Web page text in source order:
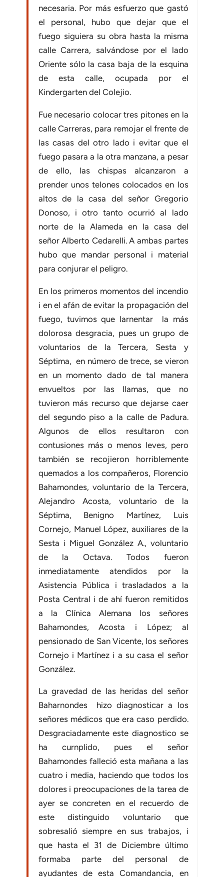
necesaria. Por más esfuerzo que gastó
el personal, hubo que dejar que el
fuego siguiera su obra hasta la misma
calle Carrera, salvándose por el lado
Oriente sólo la casa baja de la esquina
de esta calle, ocupada por el
Kindergarten del Colejio.
Fue necesario colocar tres pitones en la
calle Carreras, para remojar el frente de
las casas del otro lado i evitar que el
fuego pasara a la otra manzana, a pesar
de ello, las chispas alcanzaron a
prender unos telones colocados en los
altos de la casa del señor Gregorio
Donoso, i otro tanto ocurrió al lado
norte de la Alameda en la casa del
señor Alberto Cedarelli. A ambas partes
hubo que mandar personal i material
para conjurar el peligro.
En los primeros momentos del incendio
i en el afán de evitar la propagación del
fuego, tuvimos que larnentar la más
dolorosa desgracia, pues un grupo de
voluntarios de la Tercera, Sesta y
Séptima, en número de trece, se vieron
en un momento dado de tal manera
envueltos por las llamas, que no
tuvieron más recurso que dejarse caer
del segundo piso a la calle de Padura.
Algunos de ellos resultaron con
contusiones más o menos leves, pero
también se recojieron horriblemente
quemados a los compañeros, Florencio
Bahamondes, voluntario de la Tercera,
Alejandro Acosta, voluntario de la
Séptima, Benigno Martínez, Luis
Cornejo, Manuel López, auxiliares de la
Sesta i Miguel González A., voluntario
de la Octava. Todos fueron
inmediatamente atendidos por la
Asistencia Pública i trasladados a la
Posta Central i de ahí fueron remitidos
a la Clínica Alemana los señores
Bahamondes, Acosta i López; al
pensionado de San Vicente, los señores
Cornejo i Martínez i a su casa el señor
González.
La gravedad de las heridas del señor
Baharnondes hizo diagnosticar a los
señores médicos que era caso perdido.
Desgraciadamente este diagnostico se
ha curnplido, pues el señor
Bahamondes falleció esta mañana a las
cuatro i media, haciendo que todos los
dolores i preocupaciones de la tarea de
ayer se concreten en el recuerdo de
este distinguido voluntario que
sobresalió siempre en sus trabajos, i
que hasta el 31 de Diciembre último
formaba parte del personal de
ayudantes de esta Comandancia, en